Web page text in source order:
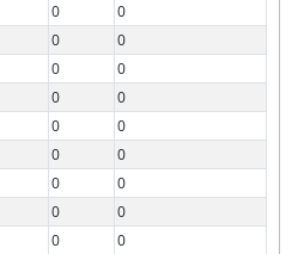
0
0
0
0
0
0
0
0
0
0
0
0
0
0
0
0
0 0